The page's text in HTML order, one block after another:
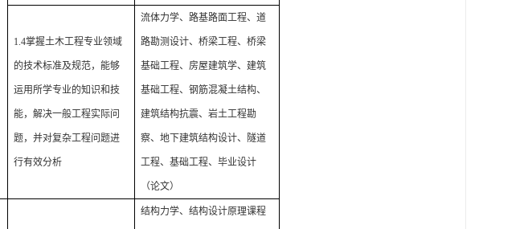
1.4掌握土木工程专业领域
的技术标准及规范，能够
运用所学专业的知识和技
能， 解决一般工程实际问
题，并对复杂工程问题进
行有效分析
流体力学、路基路面工程、道
路勘测设计、桥梁工程、桥梁
基础工程、房屋建筑学、建筑
基础工程、钢筋混凝土结构、
建筑结构抗震、岩土工程勘
察、地下建筑结构设计、隧道
工程、基础工程、毕业设计
（论文）
结构力学、结构设计原理课程